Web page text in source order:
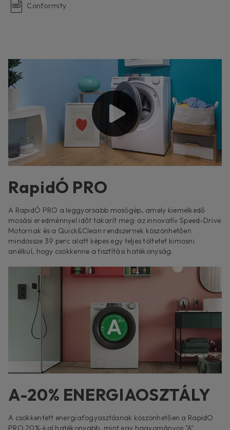
Conformity
RapidÓ PRO
A RapidÓ PRO a leggyorsabb mosógép, amely kiemelkedő
mosási eredménnyel időt takarít meg: az innovatív Speed-Drive
Motornak és a Quick&Clean rendszernek köszönhetően
mindössze 39 perc alatt képes egy teljes töltetet kimosni
anélkül, hogy csökkenne a tisztítási hatékonyság.
A-20% ENERGIAOSZTÁLY
A csökkentett energiafogyasztásnak köszönhetően a RapidO
PRO 20%-kal hatékonyabb, mint egy hagyományos "A"